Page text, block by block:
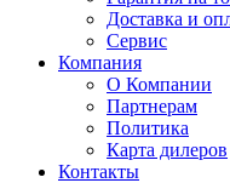
Доставка и
Сервис
Компания
О Компании
Партнерам
Политика
Карта дилеров
Контакты